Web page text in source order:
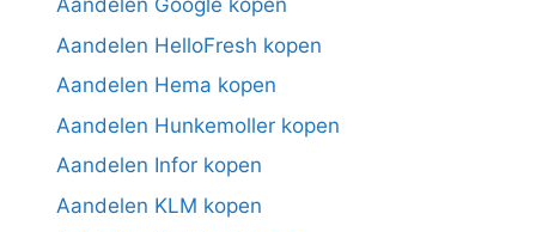
Aandelen Google kopen
Aandelen HelloFresh kopen
Aandelen Hema kopen
Aandelen Hunkemoller kopen
Aandelen Infor kopen
Aandelen KLM kopen